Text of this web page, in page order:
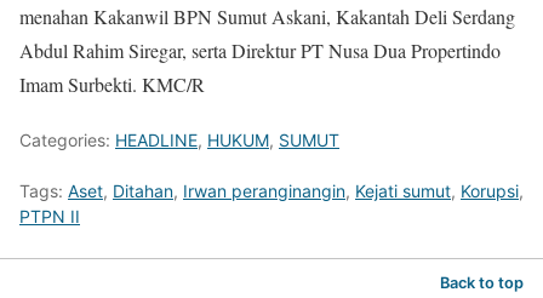
menahan Kakanwil BPN Sumut Askani, Kakantah Deli Serdang
Abdul Rahim Siregar, serta Direktur PT Nusa Dua Propertindo
Imam Surbekti. KMC/R
Categories: HEADLINE, HUKUM, SUMUT
Tags: Aset, Ditahan, Irwan peranginangin, Kejati sumut, Korupsi,
PTPN II
Back to top